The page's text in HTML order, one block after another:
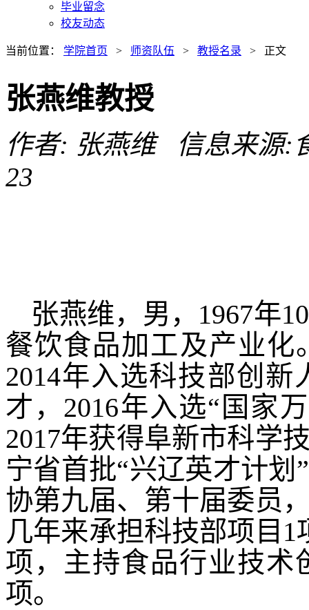
毕业留念
校友动态
当前位置： 学院首页 > 师资队伍 > 教授名录 > 正文
张燕维教授
作者: 张燕维 信息来源:
23
张燕维，男， 1967年
餐饮食品加工及产业化
2014年入选科技部创
才，2016年入选“国家
2017年获得阜新市科学
宁省首批“兴辽英才计
协第九届、第十届委员
几年来承担科技部项目 1
项，主持食品行业技术
项。